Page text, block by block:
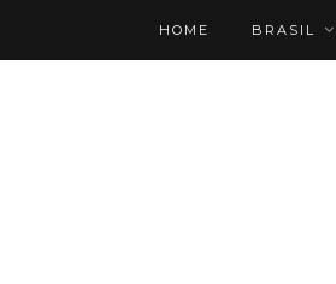
HOME BRASIL